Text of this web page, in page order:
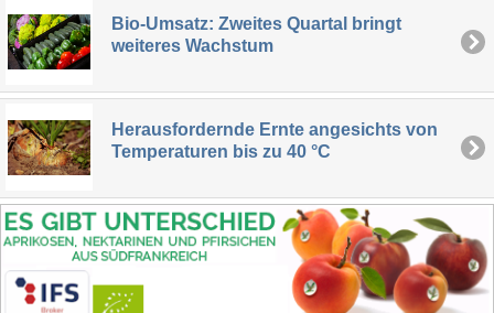
Bio-Umsatz: Zweites Quartal bringt
weiteres Wachstum
Herausfordernde Ernte angesichts von
Temperaturen bis zu 40 °C